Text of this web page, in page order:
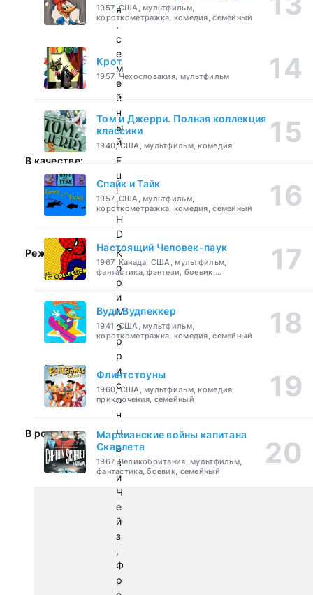
я
,
с
е
м
е
й
н
ы
й
В качестве:
F
u
l
l
H
D
Режиссер:
К
о
р
и
М
о
р
р
и
с
о
н
В ролях:
Ч
е
в
и
Ч
е
й
з
,
Ф
р
1957, США, мультфильм,
короткометражка, комедия, семейный
Крот
1957, Чехословакия, мультфильм
Том и Джерри. Полная коллекция
классики
1940, США, мультфильм, комедия
Спайк и Тайк
1957, США, мультфильм,
короткометражка, комедия, семейный
Настоящий Человек-паук
1967, Канада, США, мультфильм,
фантастика, фэнтези, боевик,
приключения, семейный
Вуди Вудпеккер
1941, США, мультфильм,
короткометражка, комедия, семейный
Флинтстоуны
1960, США, мультфильм, комедия,
приключения, семейный
Марсианские войны капитана
Скарлета
1967, Великобритания, мультфильм,
фантастика, боевик, семейный